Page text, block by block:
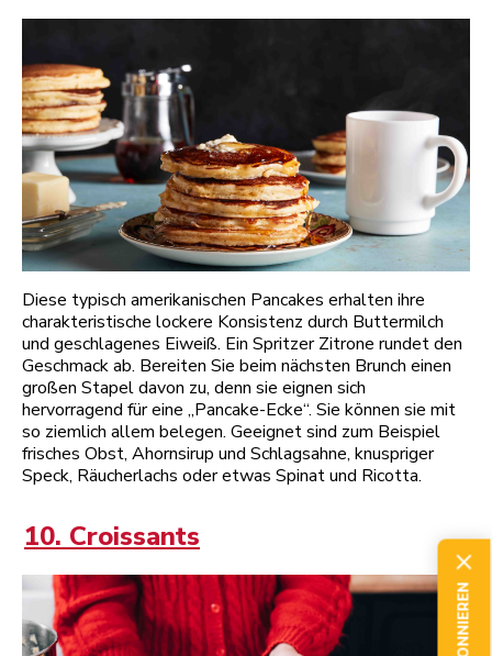
Diese typisch amerikanischen Pancakes erhalten ihre
charakteristische lockere Konsistenz durch Buttermilch
und geschlagenes Eiweiß. Ein Spritzer Zitrone rundet den
Geschmack ab. Bereiten Sie beim nächsten Brunch einen
großen Stapel davon zu, denn sie eignen sich
hervorragend für eine „Pancake-Ecke“. Sie können sie mit
so ziemlich allem belegen. Geeignet sind zum Beispiel
frisches Obst, Ahornsirup und Schlagsahne, knuspriger
Speck, Räucherlachs oder etwas Spinat und Ricotta.
10. Croissants